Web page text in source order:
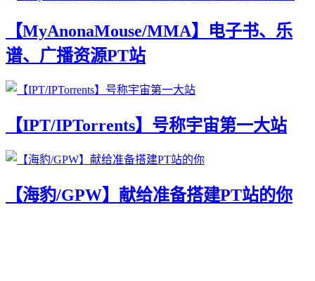
【MyAnonaMouse/MMA】电子书、乐
谱、广播资源PT站
【IPT/IPTorrents】号称宇宙第一大站
【海豹/GPW】献给准备搭建PT站的你